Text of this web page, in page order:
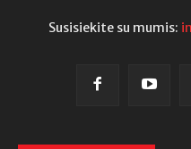
Susisiekite su mumis: